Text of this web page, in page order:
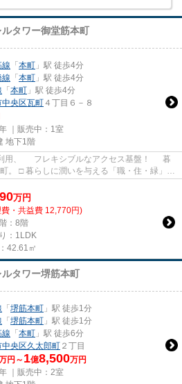
ルタワー御堂筋本町
線 「 本町 」駅 徒歩4分
線 「 本町 」駅 徒歩4分
「 本町 」駅 徒歩4分
央区瓦町 ４丁目６－８
｜販売中： 1室
地下1階
利用、 フレキシブルなアクセス基盤！ 暮
緑」近
万円
・共益費 12,770円)
：8階
：1LDK
42.61㎡
ルタワー堺筋本町
「 堺筋本町 」駅 徒歩1分
「 堺筋本町 」駅 徒歩1分
線 「 本町 」駅 徒歩6分
央区久太郎町 ２丁目
円～ 1億8,500万円
｜販売中： 2室